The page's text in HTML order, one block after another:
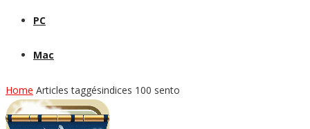
PC
Mac
Home Articles taggésindices 100 sento